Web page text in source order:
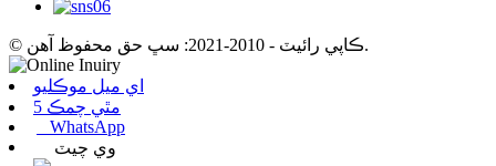
© ڪاپي رائيٽ - 2010-2021: سڀ حق محفوظ آهن.
اي ميل موڪليو
مٿي چمڪ 5
WhatsApp
وي چيٽ